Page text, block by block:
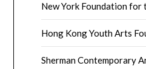
New York Foundation for
Hong Kong Youth Arts
Sherman Contemporary